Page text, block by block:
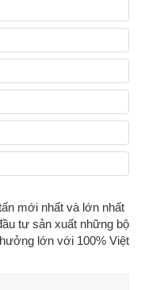
mới nhất và lớn nhất
tư sản xuất những bộ
lớn với 100% Việt